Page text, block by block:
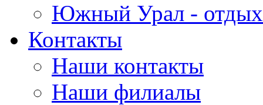
Южный Урал - отдых
Контакты
Наши контакты
Наши филиалы